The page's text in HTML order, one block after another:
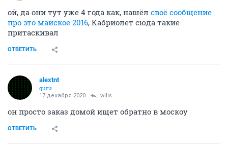
ой, да они тут уже 4 года как, нашёл своё сообщение
про это майское 2016, Кабриолет сюда такие
притаскивал
ОТВЕТИТЬ
alextnt
guru
17 декабря 2020 wilis
он просто заказ домой ищет обратно в москоу
ОТВЕТИТЬ